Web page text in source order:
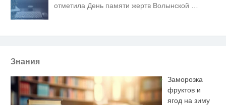
отметила День памяти жертв Волынской …
Знания
Заморозка
фруктов и
ягод на зиму